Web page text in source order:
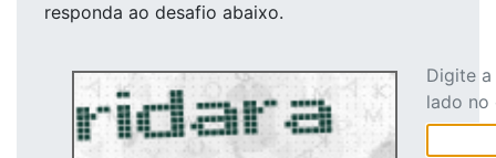
responda ao desafio abaixo.
Digite
lado no